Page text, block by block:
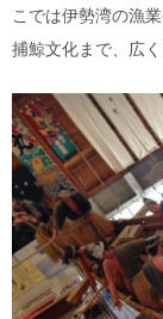
こでは伊勢湾の漁
捕鯨文化まで、広